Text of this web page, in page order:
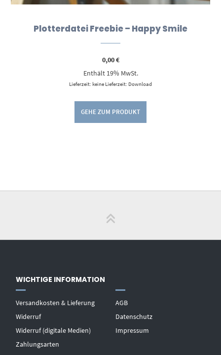
Plotterdatei Freebie – Happy Smile
0,00€
Enthält 19% MwSt.
Lieferzeit: keine Lieferzeit: Download
GEHE ZUM PRODUKT
WICHTIGE INFORMATION
Versandkosten & Lieferung
Widerruf
Widerruf (digitale Medien)
Zahlungsarten
AGB
Datenschutz
Impressum